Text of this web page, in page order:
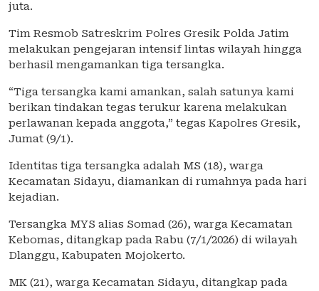
juta.
Tim Resmob Satreskrim Polres Gresik Polda Jatim
melakukan pengejaran intensif lintas wilayah hingga
berhasil mengamankan tiga tersangka.
“Tiga tersangka kami amankan, salah satunya kami
berikan tindakan tegas terukur karena melakukan
perlawanan kepada anggota,” tegas Kapolres Gresik,
Jumat (9/1).
Identitas tiga tersangka adalah MS (18), warga
Kecamatan Sidayu, diamankan di rumahnya pada hari
kejadian.
Tersangka MYS alias Somad (26), warga Kecamatan
Kebomas, ditangkap pada Rabu (7/1/2026) di wilayah
Dlanggu, Kabupaten Mojokerto.
MK (21), warga Kecamatan Sidayu, ditangkap pada